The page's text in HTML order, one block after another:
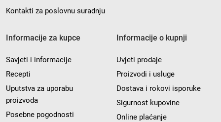
Kontakti za poslovnu suradnju
Informacije za kupce
Savjeti i informacije
Recepti
Uputstva za uporabu
proizvoda
Posebne pogodnosti
Informacije o kupnji
Uvjeti prodaje
Proizvodi i usluge
Dostava i rokovi isporuke
Sigurnost kupovine
Online plaćanje